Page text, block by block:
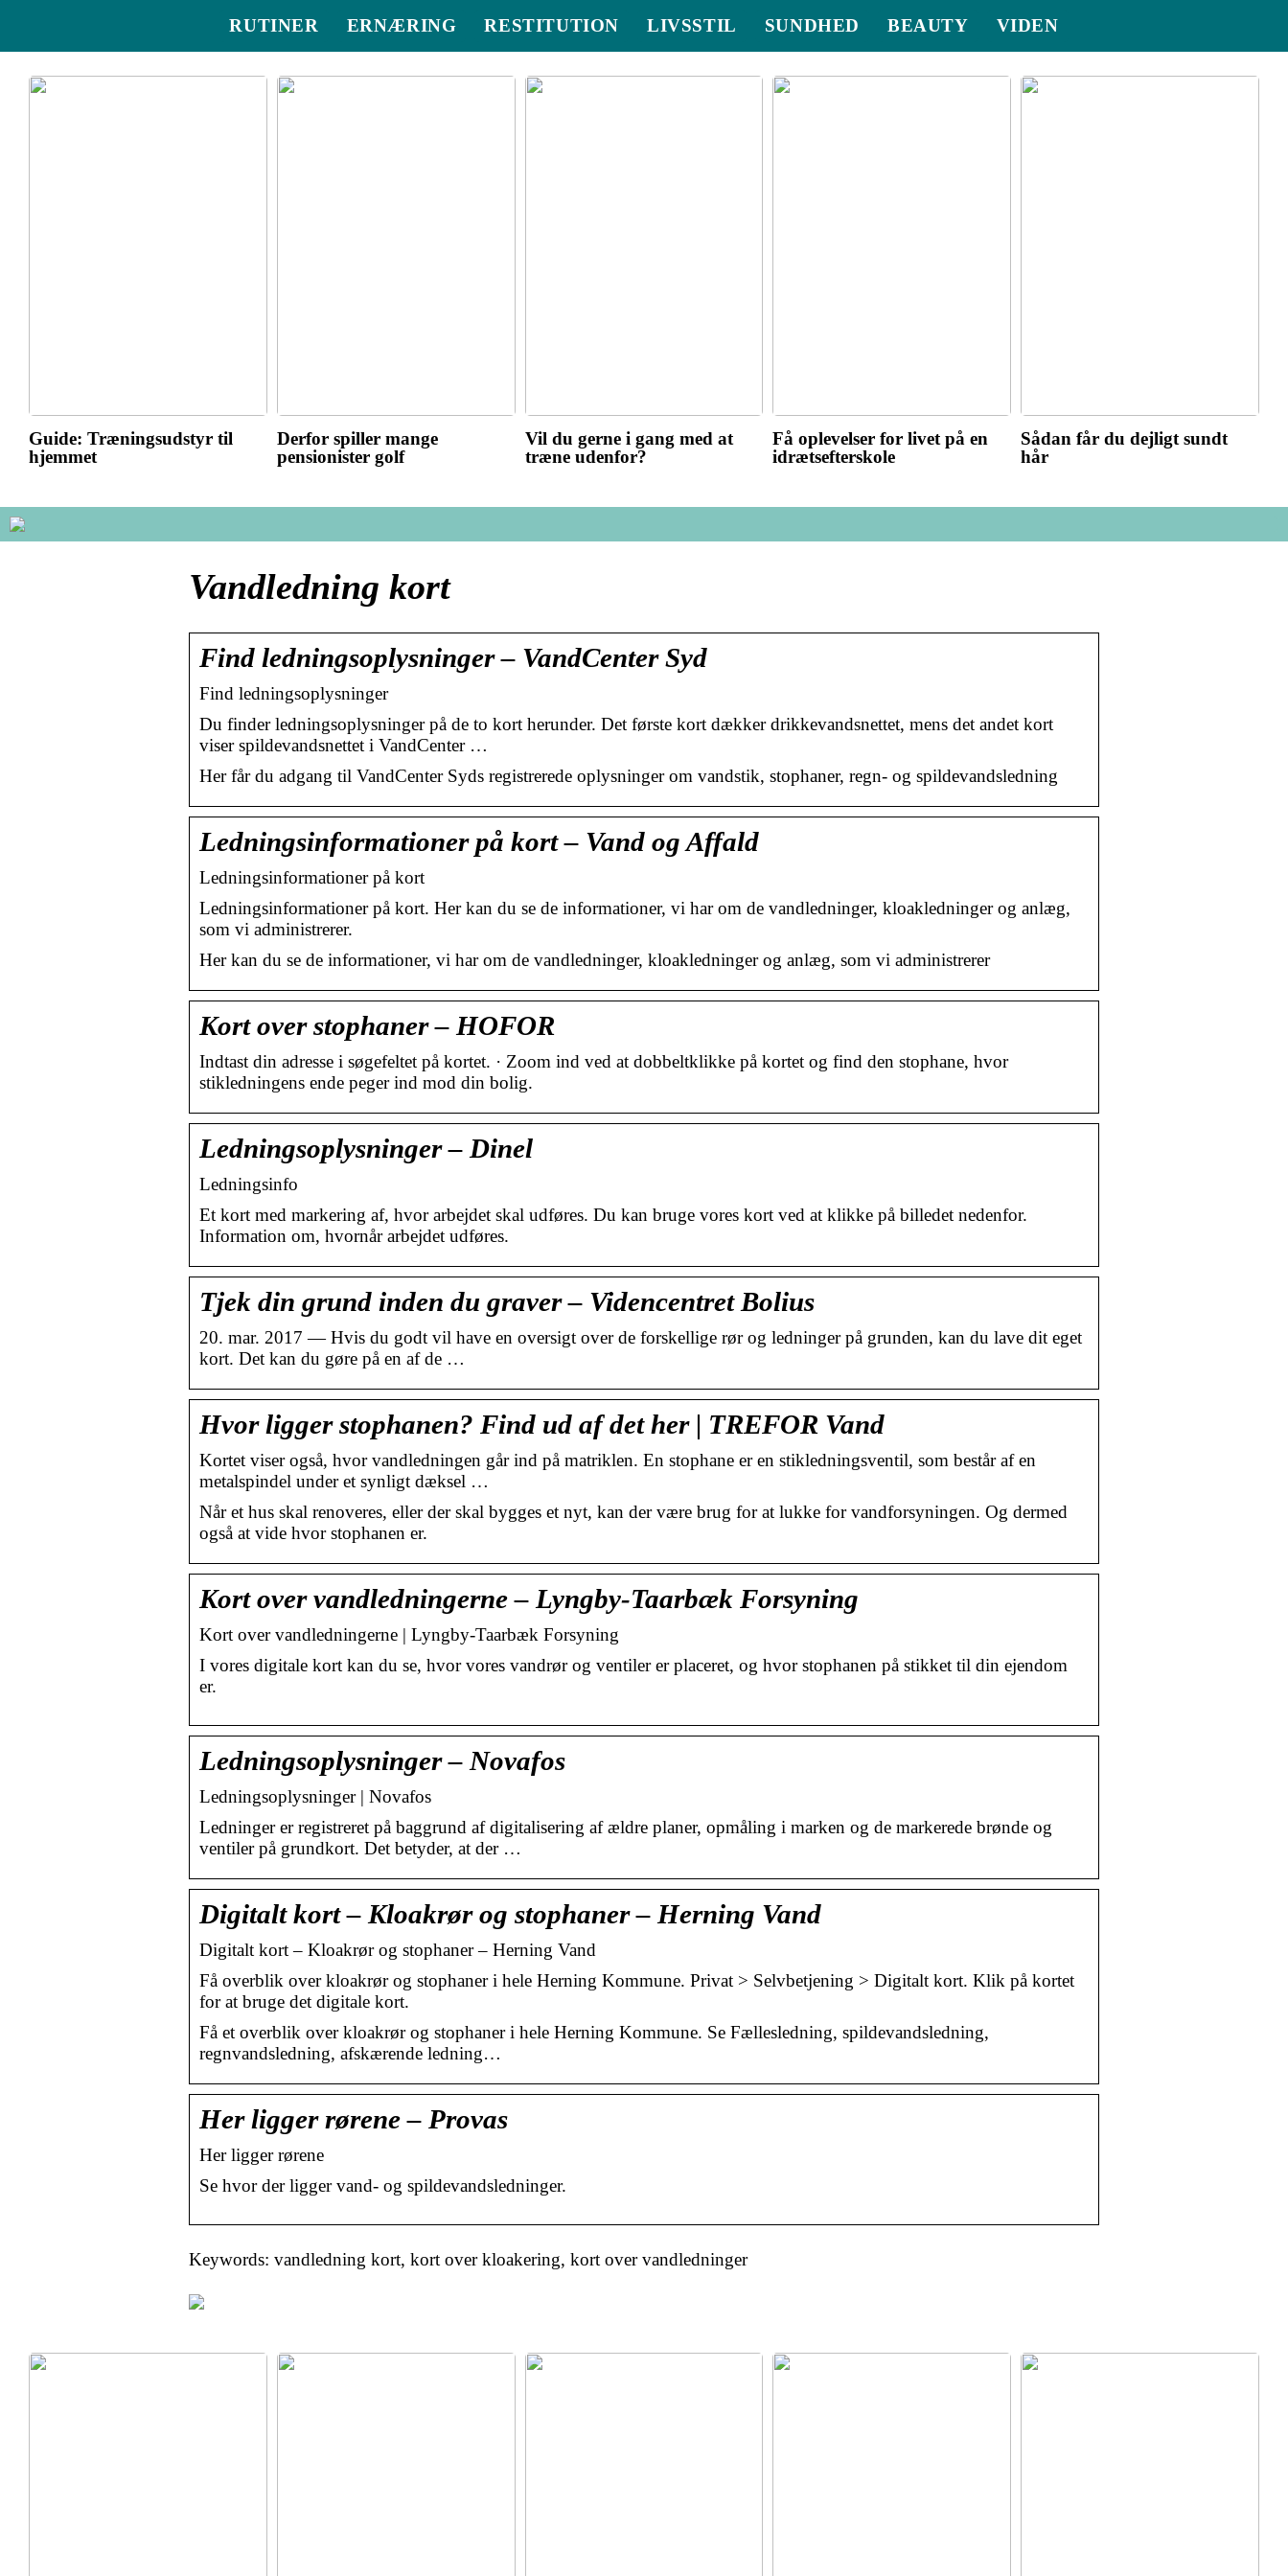
RUTINER ERNÆRING RESTITUTION LIVSSTIL SUNDHED BEAUTY VIDEN
Guide: Træningsudstyr til
hjemmet
Derfor spiller mange
pensionister golf
Vil du gerne i gang med at
træne udenfor?
Få oplevelser for livet på en
idrætsefterskole
Sådan får du dejligt sundt
hår
Vandledning kort
Find ledningsoplysninger – VandCenter Syd
Find ledningsoplysninger
Du finder ledningsoplysninger på de to kort herunder. Det første kort dækker drikkevandsnettet, mens det andet kort
viser spildevandsnettet i VandCenter …
Her får du adgang til VandCenter Syds registrerede oplysninger om vandstik, stophaner, regn- og spildevandsledning
Ledningsinformationer på kort – Vand og Affald
Ledningsinformationer på kort
Ledningsinformationer på kort. Her kan du se de informationer, vi har om de vandledninger, kloakledninger og anlæg,
som vi administrerer.
Her kan du se de informationer, vi har om de vandledninger, kloakledninger og anlæg, som vi administrerer
Kort over stophaner – HOFOR
Indtast din adresse i søgefeltet på kortet. · Zoom ind ved at dobbeltklikke på kortet og find den stophane, hvor
stikledningens ende peger ind mod din bolig.
Ledningsoplysninger – Dinel
Ledningsinfo
Et kort med markering af, hvor arbejdet skal udføres. Du kan bruge vores kort ved at klikke på billedet nedenfor.
Information om, hvornår arbejdet udføres.
Tjek din grund inden du graver – Videncentret Bolius
20. mar. 2017 — Hvis du godt vil have en oversigt over de forskellige rør og ledninger på grunden, kan du lave dit eget
kort. Det kan du gøre på en af de …
Hvor ligger stophanen? Find ud af det her | TREFOR Vand
Kortet viser også, hvor vandledningen går ind på matriklen. En stophane er en stikledningsventil, som består af en
metalspindel under et synligt dæksel …
Når et hus skal renoveres, eller der skal bygges et nyt, kan der være brug for at lukke for vandforsyningen. Og dermed
også at vide hvor stophanen er.
Kort over vandledningerne – Lyngby-Taarbæk Forsyning
Kort over vandledningerne | Lyngby-Taarbæk Forsyning
I vores digitale kort kan du se, hvor vores vandrør og ventiler er placeret, og hvor stophanen på stikket til din ejendom
er.
Ledningsoplysninger – Novafos
Ledningsoplysninger | Novafos
Ledninger er registreret på baggrund af digitalisering af ældre planer, opmåling i marken og de markerede brønde og
ventiler på grundkort. Det betyder, at der …
Digitalt kort – Kloakrør og stophaner – Herning Vand
Digitalt kort – Kloakrør og stophaner – Herning Vand
Få overblik over kloakrør og stophaner i hele Herning Kommune. Privat > Selvbetjening > Digitalt kort. Klik på kortet
for at bruge det digitale kort.
Få et overblik over kloakrør og stophaner i hele Herning Kommune. Se Fællesledning, spildevandsledning,
regnvandsledning, afskærende ledning…
Her ligger rørene – Provas
Her ligger rørene
Se hvor der ligger vand- og spildevandsledninger.
Keywords: vandledning kort, kort over kloakering, kort over vandledninger